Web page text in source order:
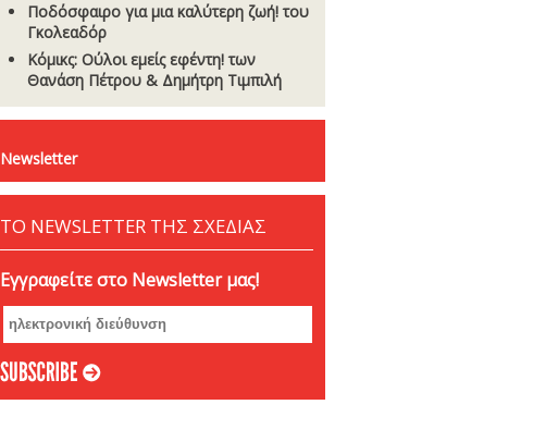
Ποδόσφαιρο για μια καλύτερη ζωή! του
Γκολεαδόρ
Κόμικς: Ούλοι εμείς εφέντη! των
Θανάση Πέτρου & Δημήτρη Τιμπιλή
Newsletter
ΤΟ NEWSLETTER ΤΗΣ ΣΧΕΔΙΑΣ
Εγγραφείτε στο Newsletter μας!